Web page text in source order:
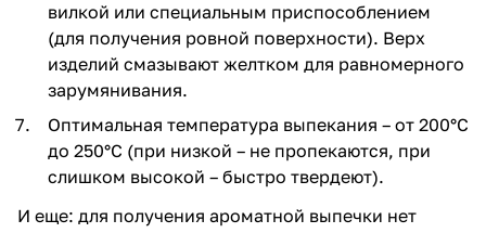
вилкой или специальным приспособлением
(для получения ровной поверхности). Верх
изделий смазывают желтком для равномерного
зарумянивания.
Оптимальная температура выпекания – от 200°C
до 250°C (при низкой – не пропекаются, при
слишком высокой – быстро твердеют).
И еще: для получения ароматной выпечки нет